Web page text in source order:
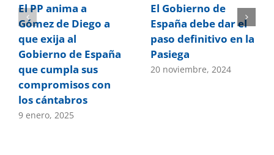
El PP anima a
Gómez de Diego a
que exija al
Gobierno de España
que cumpla sus
compromisos con
los cántabros
9 enero, 2025
El Gobierno de
España debe dar el
paso definitivo en la
Pasiega
20 noviembre, 2024